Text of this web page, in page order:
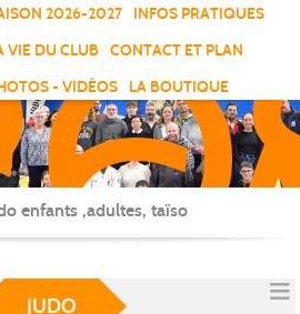
2026-2027
INFOS PRATIQUES
VIE DU CLUB
CONTACT ET PLAN
- VIDÉOS
LA BOUTIQUE
-
enfants ,adultes, taïso
JUDO